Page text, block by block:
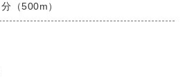
分（500m）